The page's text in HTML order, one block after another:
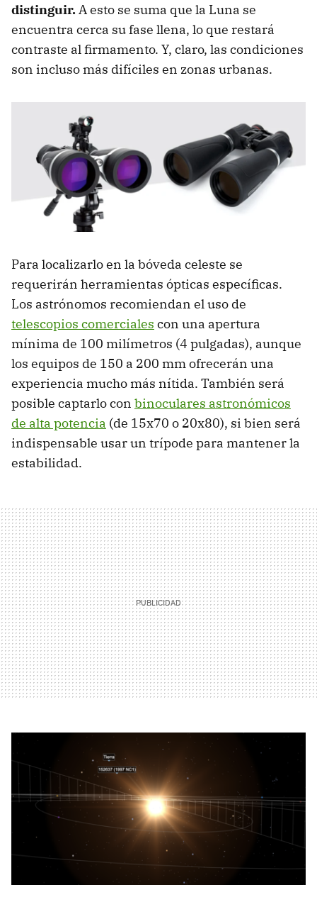
distinguir. A esto se suma que la Luna se
encuentra cerca su fase llena, lo que restará
contraste al firmamento. Y, claro, las condiciones
son incluso más difíciles en zonas urbanas.
Para localizarlo en la bóveda celeste se
requerirán herramientas ópticas específicas.
Los astrónomos recomiendan el uso de
telescopios comerciales con una apertura
mínima de 100 milímetros (4 pulgadas), aunque
los equipos de 150 a 200 mm ofrecerán una
experiencia mucho más nítida. También será
posible captarlo con binoculares astronómicos
de alta potencia (de 15x70 o 20x80), si bien será
indispensable usar un trípode para mantener la
estabilidad.